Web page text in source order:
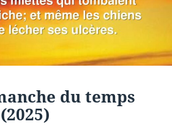
du temps